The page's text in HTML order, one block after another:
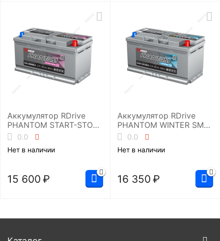
Аккумулятор RDrive
PHANTOM START-STOP
EFB EUE-100086L5
0.0
Нет в наличии
15 600 ₽
Аккумулятор RDrive
PHANTOM WINTER SMF
EUW-105100L5
0.0
Нет в наличии
16 350 ₽